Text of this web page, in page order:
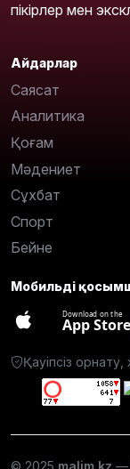
пікірлер мен
Айдарлар
Саясат
Аналитика
Қоғам
Мәдениет
Сұхбат
Спорт
Бейне
Мобильді
Download on the
App Store
Қауіпсіз
© 2025 malim.kz —